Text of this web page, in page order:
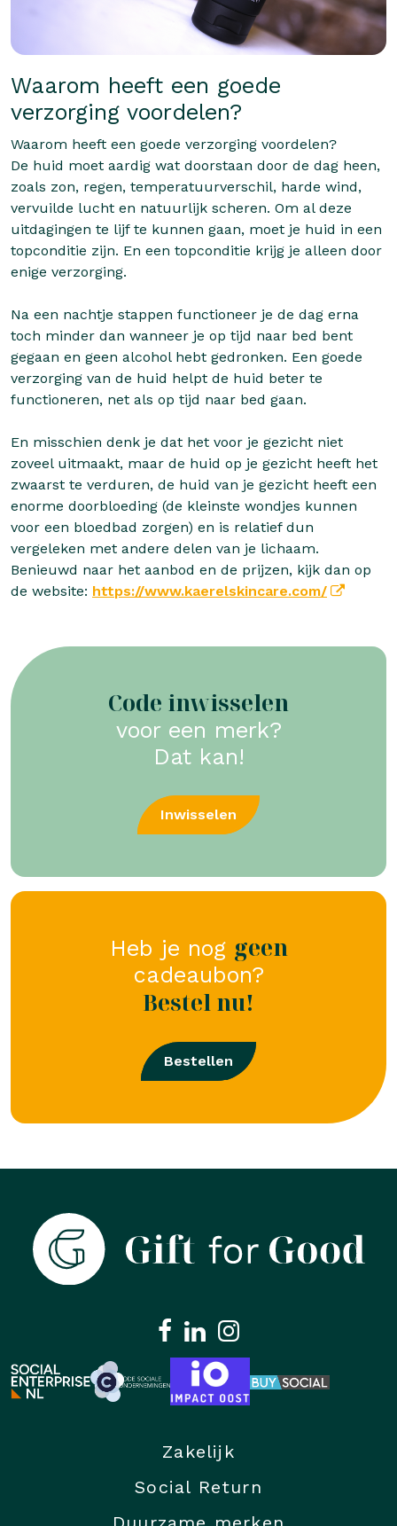
Waarom heeft een goede
verzorging voordelen?
Waarom heeft een goede verzorging voordelen?
De huid moet aardig wat doorstaan door de dag heen,
zoals zon, regen, temperatuurverschil, harde wind,
vervuilde lucht en natuurlijk scheren. Om al deze
uitdagingen te lijf te kunnen gaan, moet je huid in een
topconditie zijn. En een topconditie krijg je alleen door
enige verzorging.
Na een nachtje stappen functioneer je de dag erna
toch minder dan wanneer je op tijd naar bed bent
gegaan en geen alcohol hebt gedronken. Een goede
verzorging van de huid helpt de huid beter te
functioneren, net als op tijd naar bed gaan.
En misschien denk je dat het voor je gezicht niet
zoveel uitmaakt, maar de huid op je gezicht heeft het
zwaarst te verduren, de huid van je gezicht heeft een
enorme doorbloeding (de kleinste wondjes kunnen
voor een bloedbad zorgen) en is relatief dun
vergeleken met andere delen van je lichaam.
Benieuwd naar het aanbod en de prijzen, kijk dan op
de website: https://www.kaerelskincare.com/
Code inwisselen
voor een merk?
Dat kan!
Inwisselen
Heb je nog geen
cadeaubon?
Bestel nu!
Bestellen
Zakelijk
Social Return